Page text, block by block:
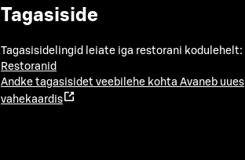
Tagasiside
Tagasisidelingid leiate iga restorani kodulehelt:
Restoranid
Andke tagasisidet veebilehe kohta Avaneb uues
vahekaardis